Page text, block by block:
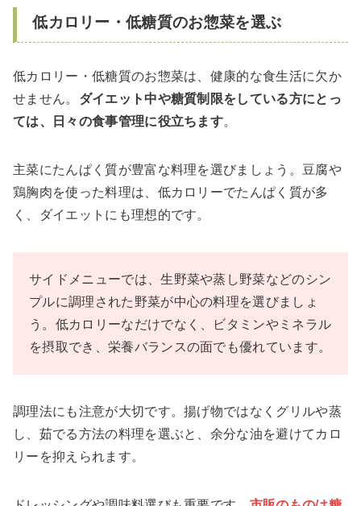
低カロリー・低糖質のお惣菜を選ぶ
低カロリー・低糖質のお惣菜は、健康的な食生活に欠か
せません。 ダイエット中や糖質制限をしている方にとっ
ては、日々の食事管理に役立ちます。
主菜にたんぱく質が豊富な料理を選びましょう。豆腐や
鶏胸肉を使った料理は、低カロリーでたんぱく質が多
く、ダイエットにも理想的です。
サイドメニューでは、生野菜や蒸し野菜などのシン
プルに調理された野菜が中心の料理を選びましょ
う。低カロリーなだけでなく、ビタミンやミネラル
を摂取でき、栄養バランスの面でも優れています。
調理法にも注意が大切です。揚げ物ではなくグリルや蒸
し、茹でる方法の料理を選ぶと、余分な油を避けてカロ
リーを抑えられます。